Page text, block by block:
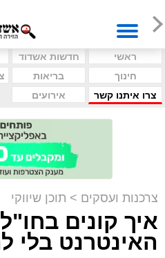
ראשי חדשות אשדוד
חינוך
בריאות
צרו איתנו קשר
אירועים
צרכנות ועסקים > תוכן שיווקי
איך קונים
האינטרנט בלי